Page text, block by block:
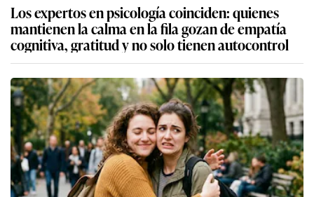
Los expertos en psicología coinciden: quienes
mantienen la calma en la fila gozan de empatía
cognitiva, gratitud y no solo tienen autocontrol